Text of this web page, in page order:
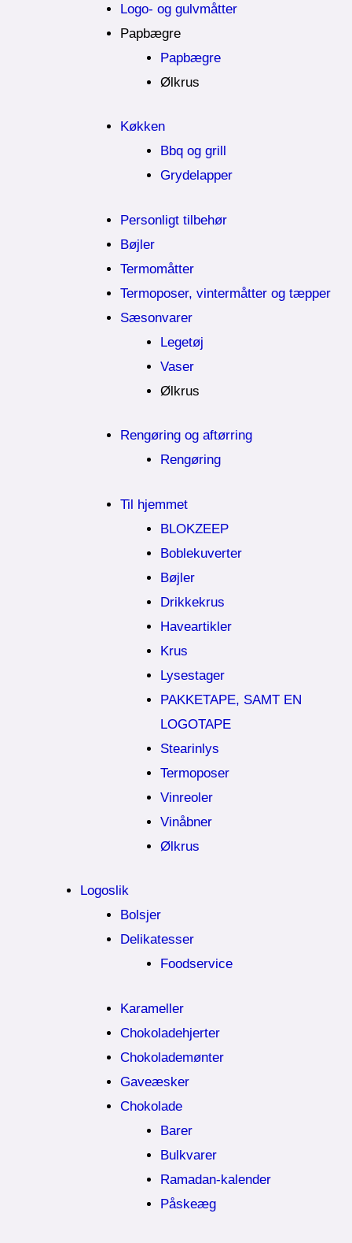
Logo- og gulvmåtter
Papbægre
Papbægre
Ølkrus
Køkken
Bbq og grill
Grydelapper
Personligt tilbehør
Bøjler
Termomåtter
Termoposer, vintermåtter og tæpper
Sæsonvarer
Legetøj
Vaser
Ølkrus
Rengøring og aftørring
Rengøring
Til hjemmet
BLOKZEEP
Boblekuverter
Bøjler
Drikkekrus
Haveartikler
Krus
Lysestager
PAKKETAPE, SAMT EN
LOGOTAPE
Stearinlys
Termoposer
Vinreoler
Vinåbner
Ølkrus
Logoslik
Bolsjer
Delikatesser
Foodservice
Karameller
Chokoladehjerter
Chokolademønter
Gaveæsker
Chokolade
Barer
Bulkvarer
Ramadan-kalender
Påskeæg